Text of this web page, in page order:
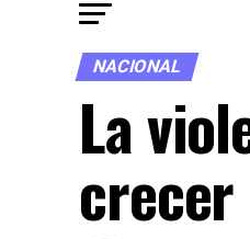
NACIONAL
La
crecer